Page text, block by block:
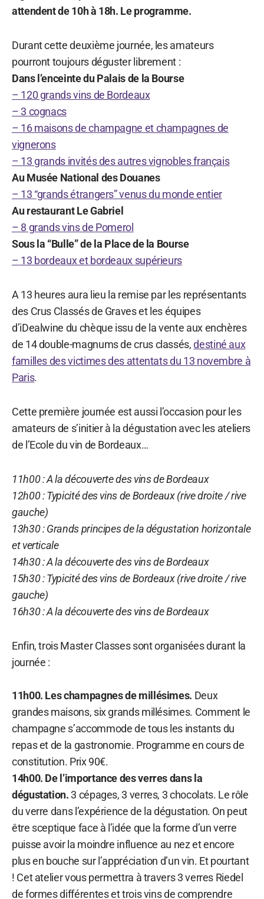
attendent de 10h à 18h. Le programme.
Durant cette deuxième journée, les amateurs
pourront toujours déguster librement :
Dans l’enceinte du Palais de la Bourse
– 120 grands vins de Bordeaux
– 3 cognacs
– 16 maisons de champagne et champagnes de
vignerons
– 13 grands invités des autres vignobles français
Au Musée National des Douanes
– 13 “grands étrangers” venus du monde entier
Au restaurant Le Gabriel
– 8 grands vins de Pomerol
Sous la “Bulle” de la Place de la Bourse
– 13 bordeaux et bordeaux supérieurs
A 13 heures aura lieu la remise par les représentants
des Crus Classés de Graves et les équipes
d’iDealwine du chèque issu de la vente aux enchères
de 14 double-magnums de crus classés,destiné aux
familles des victimes des attentats du 13 novembre à
Paris.
Cette première journée est aussi l’occasion pour les
amateurs de s’initier à la dégustation avec les ateliers
de l’Ecole du vin de Bordeaux…
11h00 : A la découverte des vins de Bordeaux
12h00 : Typicité des vins de Bordeaux (rive droite / rive
gauche)
13h30 : Grands principes de la dégustation horizontale
et verticale
14h30 : A la découverte des vins de Bordeaux
15h30 : Typicité des vins de Bordeaux (rive droite / rive
gauche)
16h30 : A la découverte des vins de Bordeaux
Enfin, trois Master Classes sont organisées durant la
journée :
11h00. Les champagnes de millésimes. Deux
grandes maisons, six grands millésimes. Comment le
champagne s’accommode de tous les instants du
repas et de la gastronomie. Programme en cours de
constitution. Prix 90€.
14h00. De l’importance des verres dans la
dégustation.3 cépages, 3 verres, 3 chocolats. Le rôle
du verre dans l’expérience de la dégustation. On peut
être sceptique face à l’idée que la forme d’un verre
puisse avoir la moindre influence au nez et encore
plus en bouche sur l’appréciation d’un vin. Et pourtant
! Cet atelier vous permettra à travers 3 verres Riedel
de formes différentes et trois vins de comprendre